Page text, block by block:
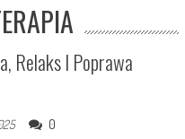
Relaks I Poprawa
0